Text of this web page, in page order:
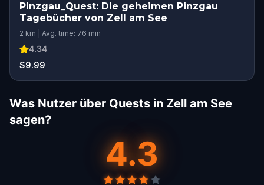
Pinzgau_Quest: Die geheimen Pinzgau
Tagebücher von Zell am See
2 km | Avg. time: 76 min
4.34
$9.99
Was Nutzer über Quests in Zell am See
sagen?
4.3